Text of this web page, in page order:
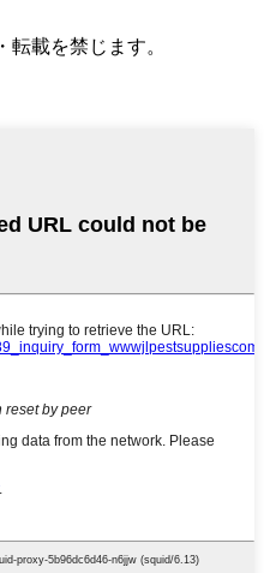
転載を禁じます。